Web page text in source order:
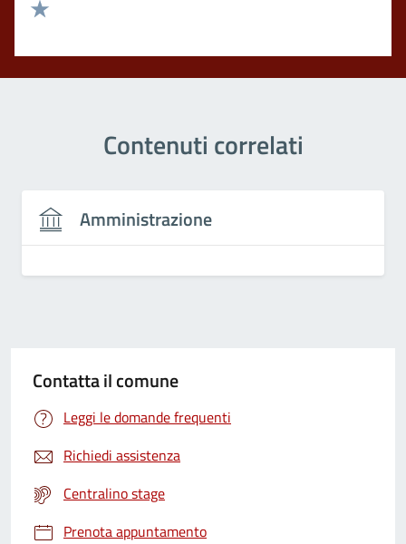
Valuta 2 stelle su 5
Contenuti correlati
Amministrazione
Contatta il comune
Leggi le domande frequenti
Richiedi assistenza
Centralino stage
Prenota appuntamento